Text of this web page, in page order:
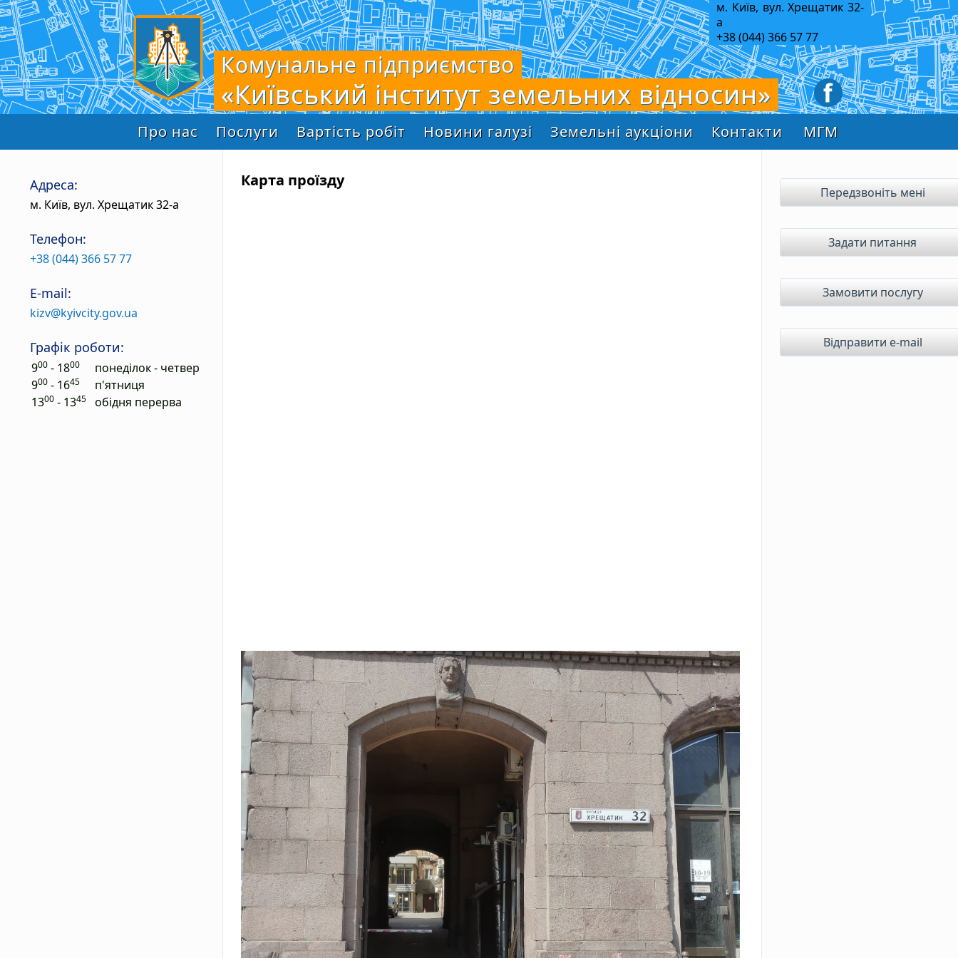
м. Київ, вул. Хрещатик 32-
а
+38 (044) 366 57 77
Комунальне підприємство
«Київський інститут земельних відносин»
Про нас Послуги Вартість робіт Новини галузі Земельні аукціони Контакти МГМ
Адреса:
м. Київ, вул. Хрещатик 32-а
Телефон:
+38 (044) 366 57 77
E-mail:
kizv@kyivcity.gov.ua
Графік роботи:
900 - 1800
понеділок - четвер
900 - 1645
п'ятниця
1300 - 1345 обідня перерва
Карта проїзду
Передзвоніть мені
Задати питання
Замовити послугу
Відправити e-mail